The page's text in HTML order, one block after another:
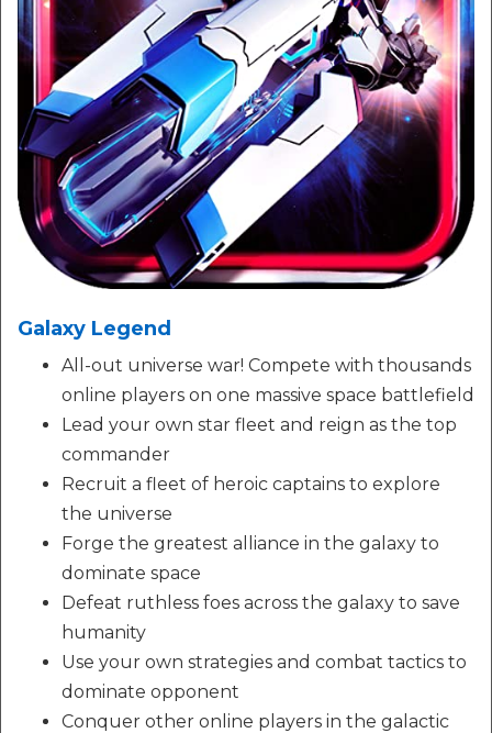
Galaxy Legend
All-out universe war! Compete with thousands
online players on one massive space battlefield
Lead your own star fleet and reign as the top
commander
Recruit a fleet of heroic captains to explore
the universe
Forge the greatest alliance in the galaxy to
dominate space
Defeat ruthless foes across the galaxy to save
humanity
Use your own strategies and combat tactics to
dominate opponent
Conquer other online players in the galactic